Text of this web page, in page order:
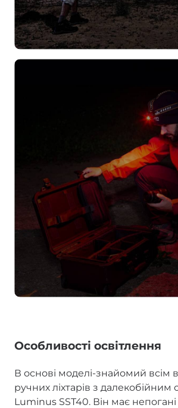
Особливості освітлення
В основі моделі-знайомий всім
ручних ліхтарів з далекобійним
Luminus SST40. Він має непогані